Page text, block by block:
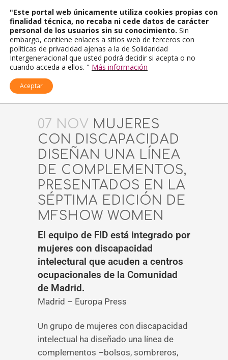
07 NOV MUJERES
CON DISCAPACIDAD
DISEÑAN UNA LÍNEA
DE COMPLEMENTOS,
PRESENTADOS EN LA
SÉPTIMA EDICIÓN DE
MFSHOW WOMEN
El equipo de FID está integrado por
mujeres con discapacidad
intelectural que acuden a centros
ocupacionales de la Comunidad
de Madrid.
Madrid – Europa Press
Un grupo de mujeres con discapacidad
intelectual ha diseñado una línea de
complementos –bolsos, sombreros,
"Este portal web únicamente utiliza cookies propias con
finalidad técnica, no recaba ni cede datos de carácter
personal de los usuarios sin su conocimiento. Sin
embargo, contiene enlaces a sitios web de terceros con
políticas de privacidad ajenas a la de Solidaridad
Intergeneracional que usted podrá decidir si acepta o no
cuando acceda a ellos. " Más información
Aceptar